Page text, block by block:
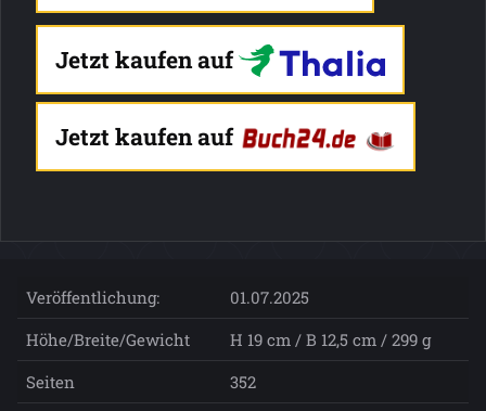
Jetzt kaufen auf
Jetzt kaufen auf
Veröffentlichung:
01.07.2025
Höhe/Breite/Gewicht
H 19 cm / B 12,5 cm / 299 g
Seiten
352